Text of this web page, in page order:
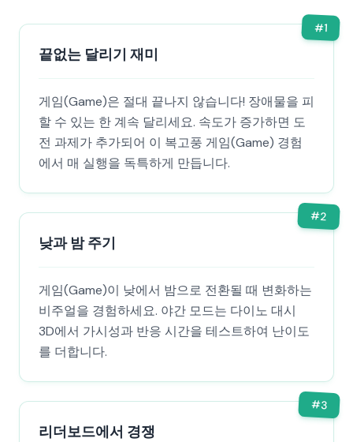
#1
끝없는 달리기 재미
게임(Game)은 절대 끝나지 않습니다! 장애물을 피
할 수 있는 한 계속 달리세요. 속도가 증가하면 도
전 과제가 추가되어 이 복고풍 게임(Game) 경험
에서 매 실행을 독특하게 만듭니다.
#2
낮과 밤 주기
게임(Game)이 낮에서 밤으로 전환될 때 변화하는
비주얼을 경험하세요. 야간 모드는 다이노 대시
3D에서 가시성과 반응 시간을 테스트하여 난이도
를 더합니다.
#3
리더보드에서 경쟁